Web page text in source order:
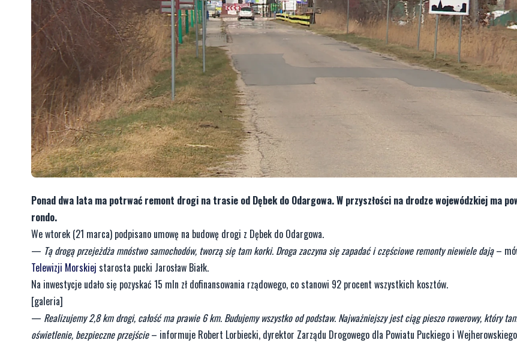
Ponad dwa lata ma potrwać remont drogi na trasie od Dębek do Odargowa. W przyszłości na drodze wojewódzkiej ma
rondo.
We wtorek (21 marca) podpisano umowę na budowę drogi z Dębek do Odargowa.
— Tą drogą przejeżdża mnóstwo samochodów, tworzą się tam korki. Droga zaczyna się zapadać i częściowe remonty niewiele dają–
Telewizji Morskiej starosta pucki Jarosław Białk.
Na inwestycje udało się pozyskać 15 mln zł dofinansowania rządowego, co stanowi 92 procent wszystkich kosztów.
[galeria]
— Realizujemy 2,8 km drogi, całość ma prawie 6 km. Budujemy wszystko od podstaw. Najważniejszy jest ciąg pieszo rowerowy, który
oświetlenie, bezpieczne przejście– informuje Robert Lorbiecki, dyrektor Zarządu Drogowego dla Powiatu Puckiego i